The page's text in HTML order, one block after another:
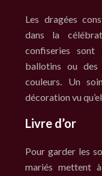
Les dragées
dans la
confiseries sont
ballotins ou
couleurs. Un
décoration vu
Livre d’or
Pour garder les
mariés mettent